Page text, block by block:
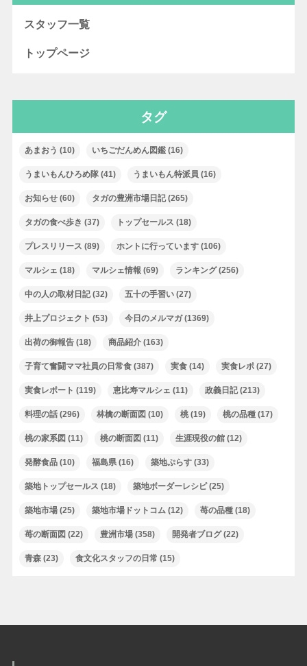
スタッフ一覧
トップページ
タグ
あまおう (10) いちごだんめん図鑑(16)
うまいもんひろめ隊(41) うまいもん特派員 (16)
お知らせ(60) タガの豊洲市場日記(265)
タガの食べ歩き (37) トップセールス (18)
プレスリリース (89) ホントに行っています(106)
マルシェ (18) マルシェ情報 (69) ランキング(256)
中の人の取材日記(32) 五十の手習い(27)
井上プロジェクト (53) 今日のメルマガ(1369)
出荷の御報告(18) 商品紹介(163)
子育て奮闘ママ社員の日常食(387) 実食(14) 実食レポ(27)
実食レポート (119) 恵比寿マルシェ (11) 政義日記(213)
料理の話(296) 林檎の断面図 (10) 桃(19) 桃の品種(17)
桃の家系図 (11) 桃の断面図 (11) 生涯現役の館(12)
発酵食品(10) 福島県(16) 築地ぷらす(33)
築地トップセールス (18) 築地ボーダーレシピ(25)
築地市場(25) 築地市場ドットコム(12) 苺の品種(18)
苺の断面図 (22) 豊洲市場(358) 開発者ブログ(22)
青森(23) 食文化スタッフの日常 (15)